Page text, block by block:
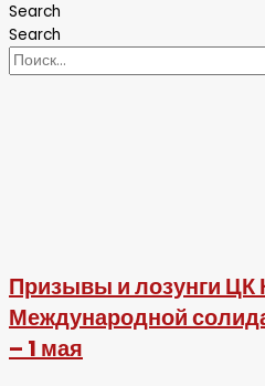
Search
Search
Призывы и лозунги
Международной
– 1 мая